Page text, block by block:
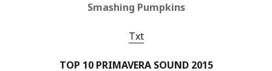
Smashing Pumpkins
Txt
TOP 10 PRIMAVERA SOUND 2015